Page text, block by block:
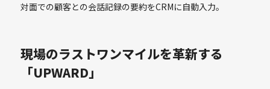
対面での顧客との会話記録の要約をCRMに自動入力。
現場のラストワンマイルを革新する
「UPWARD」